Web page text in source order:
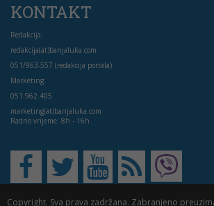
KONTAKT
Redakcija:
redakcija(at)banjaluka.com
051/963-557 (redakcija portala)
Marketing:
051 962 405
marketing(at)banjaluka.com
Radno vrijeme: 8h - 16h
Copyright. Sva prava zadržana. Zabranjeno